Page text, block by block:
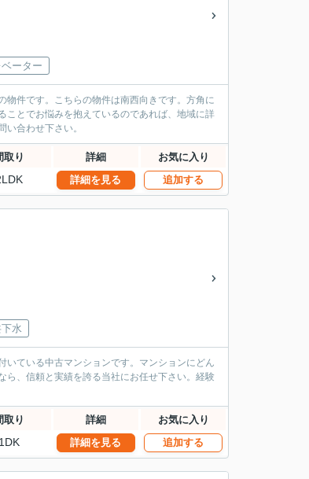
ーター
物件です。こちらの物件は南西向きです。方角に
ことでお悩みを抱えているのであれば、地域に詳
合わせ下さい。
取り 詳細 お気に入り
詳細を見る 追加する
水
いている中古マンションです。マンションにどん
ら、信頼と実績を誇る当社にお任せ下さい。経験
取り 詳細 お気に入り
1DK 詳細を見る 追加する